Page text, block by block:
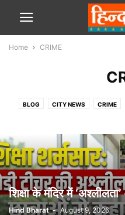
Home CRIME
BLOG CITY NEWS CRIME
शिक्षा के मंदिर में
Hind Bharat - August 9, 2026